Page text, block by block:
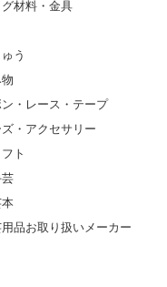
材料・金具
う
ン・レース・テープ
ズ・アクセサリー
ト
品お取り扱いメーカー